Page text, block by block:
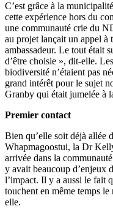
C’est grâce à la
cette expérience hors du
une communauté crie du
au projet lançait un appel à
ambassadeur. Le tout était
d’être choisie », dit-elle.
biodiversité n’étaient pas
grand intérêt pour le sujet
Granby qui était jumelée à
Premier contact
Bien qu’elle soit déjà allée
Whapmagoostui, la Dr
arrivée dans la
y avait beaucoup d’enjeux
l’impact. Il y a aussi le fait
touchent en même temps
elle.